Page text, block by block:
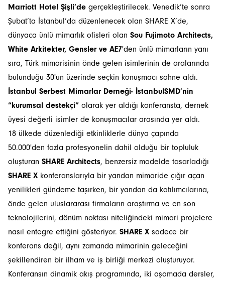
Marriott Hotel Şişli’de gerçekleştirilecek. Venedik’te sonra
Şubat’ta İstanbul’da düzenlenecek olan SHARE X’de,
dünyaca ünlü mimarlık ofisleri olan Sou Fujimoto Architects,
White Arkitekter, Gensler ve AE7'den ünlü mimarların yanı
sıra, Türk mimarisinin önde gelen isimlerinin de aralarında
bulunduğu 30'un üzerinde seçkin konuşmacı sahne aldı.
İstanbul Serbest Mimarlar Derneği- İstanbulSMD’nin
“kurumsal destekçi” olarak yer aldığı konferansta, dernek
üyesi değerli isimler de konuşmacılar arasında yer aldı.
18 ülkede düzenlediği etkinliklerle dünya çapında
50.000'den fazla profesyonelin dahil olduğu bir topluluk
oluşturan SHARE Architects, benzersiz modelde tasarladığı
SHARE X konferanslarıyla bir yandan mimaride çığır açan
yenilikleri gündeme taşırken, bir yandan da katılımcılarına,
önde gelen uluslararası firmaların araştırma ve en son
teknolojilerini, dönüm noktası niteliğindeki mimari projelere
nasıl entegre ettiğini gösteriyor. SHARE X sadece bir
konferans değil, aynı zamanda mimarinin geleceğini
şekillendiren bir ilham ve iş birliği merkezi oluşturuyor.
Konferansın dinamik akış programında, iki aşamada dersler,